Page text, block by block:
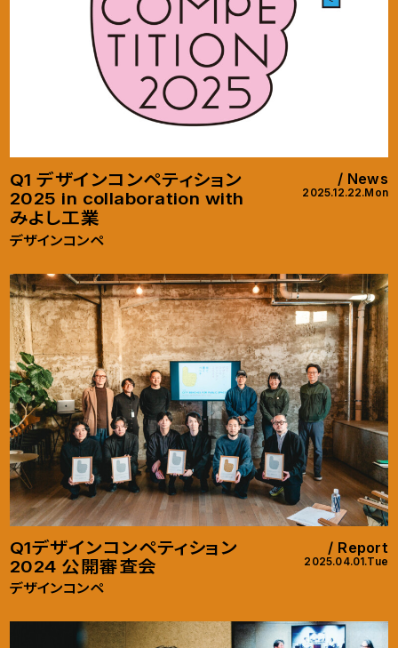
Q1 デザインコンペティション
2025 in collaboration with
みよし工業
デザインコンペ
News
2025.12.22.Mon
Q1デザインコンペティション
2024 公開審査会
デザインコンペ
Report
2025.04.01.Tue